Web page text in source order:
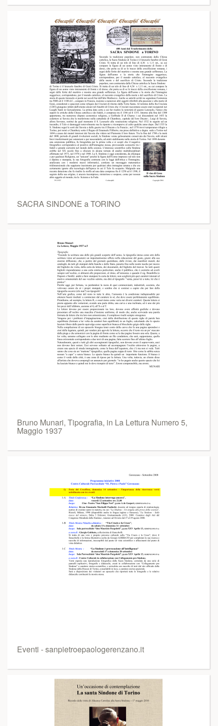
SACRA SINDONE a TORINO
Bruno Munari, Tipografia, in La Lettura Numero 5,
Maggio 1937
Eventi - sanpietroepaologerenzano.it